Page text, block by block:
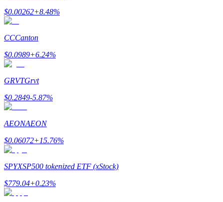
Convide um amigo para receber recompensas em dinheiro
BTC Welcome Rewards
$0.00262+8.48%
CCCanton
$0.0989+6.24%
GRVTGrvt
$0.2849-5.87%
AEONAEON
$0.06072+15.76%
SPYXSP500 tokenized ETF (xStock)
$779.04+0.23%